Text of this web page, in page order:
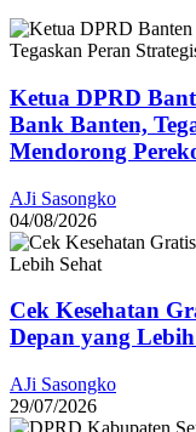
Ketua DPRD
Bank Banten,
Mendorong
AJi Sasongko
04/08/2026
Cek Kesehatan
Depan yang
AJi Sasongko
29/07/2026